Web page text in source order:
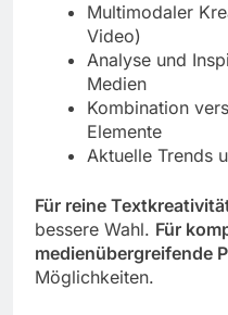
Multimodaler
Video)
Analyse und
Medien
Kombination
Elemente
Aktuelle Trends
Für reine
bessere Wahl. Für
medienübergreifende
Möglichkeiten.